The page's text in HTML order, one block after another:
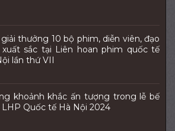
giải thưởng 10 bộ phim, diễn viên, đạo
xuất sắc tại Liên hoan phim quốc tế
lần thứ VII
khoảnh khắc ấn tượng trong lễ bế
Quốc tế Hà Nội 2024